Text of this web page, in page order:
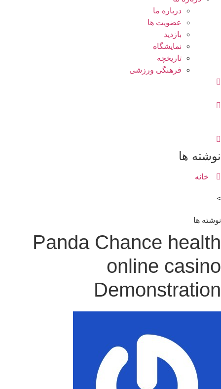
درباره ما
عضویت ها
بازدید
نمایشگاه
تاريخچه
فرهنگی ورزشی
ها
خانه
ها
Panda Chance
online